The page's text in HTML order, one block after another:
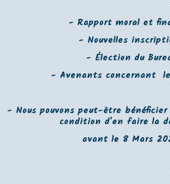
- Rapport moral et
- Nouvelles
- Élection du
- Avenants concernant
- Nous pouvons peut-être
condition d'en faire la
avant le 8 Mars